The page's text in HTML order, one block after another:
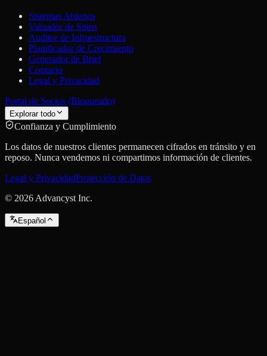
Sistemas Abiertos
Valuador de Sitios
Auditor de Infraestructura
Planificador de Crecimiento
Generador de Brief
Contacto
Legal y Privacidad
Portal de Socios (Bloqueado)
Explorar todo
Confianza y Cumplimiento
Los datos de nuestros clientes permanecen cifrados en tránsito y en
reposo. Nunca vendemos ni compartimos información de clientes.
Legal y PrivacidadProtección de Datos
© 2026 Advancyst Inc.
Español